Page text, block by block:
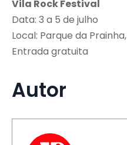
Vila Rock Festival
Data: 3 a 5 de julho
Local: Parque da
Entrada gratuita
Autor